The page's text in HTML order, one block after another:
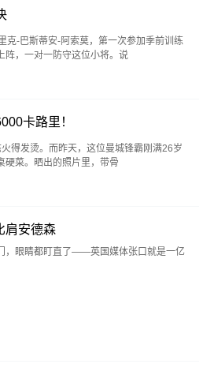
克-巴斯蒂安-阿索莫，第一次参加季前训练
阵，一对一防守这位小将。说
卡路里！
得发烫。而昨天，这位曼城锋霸刚满26岁
菜。晒出的照片里，带骨
肩安德森
，眼睛都盯直了——英国媒体张口就是一亿